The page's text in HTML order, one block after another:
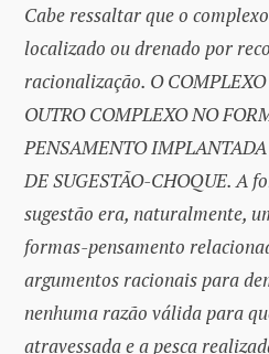
Cabe ressaltar que o
localizado ou drenado por
racionalização. O
OUTRO COMPLEXO NO
PENSAMENTO
DE SUGESTÃO-CHOQUE. A
sugestão era, naturalmente,
formas-pensamento
argumentos racionais para
nenhuma razão válida para
atravessada e a pesca